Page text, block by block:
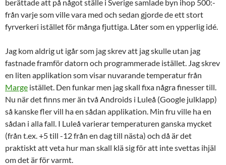
berättade att på något ställe i Sverige samlade byn ihop 500:-
från varje som ville vara med och sedan gjorde de ett stort
fyrverkeri istället för många fjuttiga. Låter som en ypperlig idé.
Jag kom aldrig ut igår som jag skrev att jag skulle utan jag
fastnade framför datorn och programmerade istället. Jag skrev
en liten applikation som visar nuvarande temperatur från
Marge istället. Den funkar men jag skall fixa några finesser till.
Nu när det finns mer än två Androids i Luleå (Google julklapp)
så kanske fler vill ha en sådan applikation. Min fru ville ha en
sådan i alla fall. I Luleå varierar temperaturen ganska mycket
(från t.ex. +5 till -12 från en dag till nästa) och då är det
praktiskt att veta hur man skall klä sig för att inte svettas ihjäl
om det är för varmt.